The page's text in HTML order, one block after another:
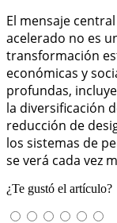
El mensaje
acelerado no es
transformación
económicas y
profundas,
la diversificación
reducción de
los sistemas de
se verá cada vez
¿Te gustó el artículo?